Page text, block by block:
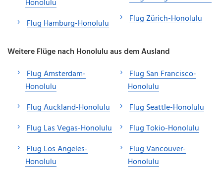
Honolulu
Flug Hamburg-Honolulu
Flug Zürich-Honolulu
Weitere Flüge nach Honolulu aus dem Ausland
Flug Amsterdam-
Honolulu
Flug Auckland-Honolulu
Flug Las Vegas-Honolulu
Flug Los Angeles-
Honolulu
Flug San Francisco-
Honolulu
Flug Seattle-Honolulu
Flug Tokio-Honolulu
Flug Vancouver-
Honolulu